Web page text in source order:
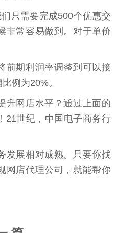
只需要完成500个优惠交
非常容易做到。对于单价
前期利润率调整到可以接
例为20%。
升网店水平？通过上面的
21世纪，中国电子商务行
发展相对成熟。只要你找
网店代理公司，就能帮你